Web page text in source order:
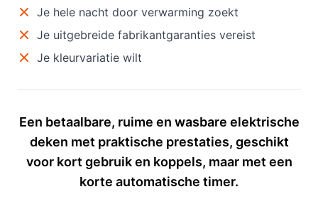
Je hele nacht door verwarming zoekt
Je uitgebreide fabrikantgaranties vereist
Je kleurvariatie wilt
Een betaalbare, ruime en wasbare elektrische
deken met praktische prestaties, geschikt
voor kort gebruik en koppels, maar met een
korte automatische timer.